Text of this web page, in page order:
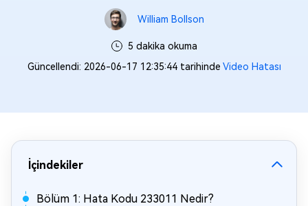
William Bollson
5 dakika okuma
Güncellendi: 2026-06-17 12:35:44 tarihinde Video Hatası
İçindekiler
Bölüm 1: Hata Kodu 233011 Nedir?